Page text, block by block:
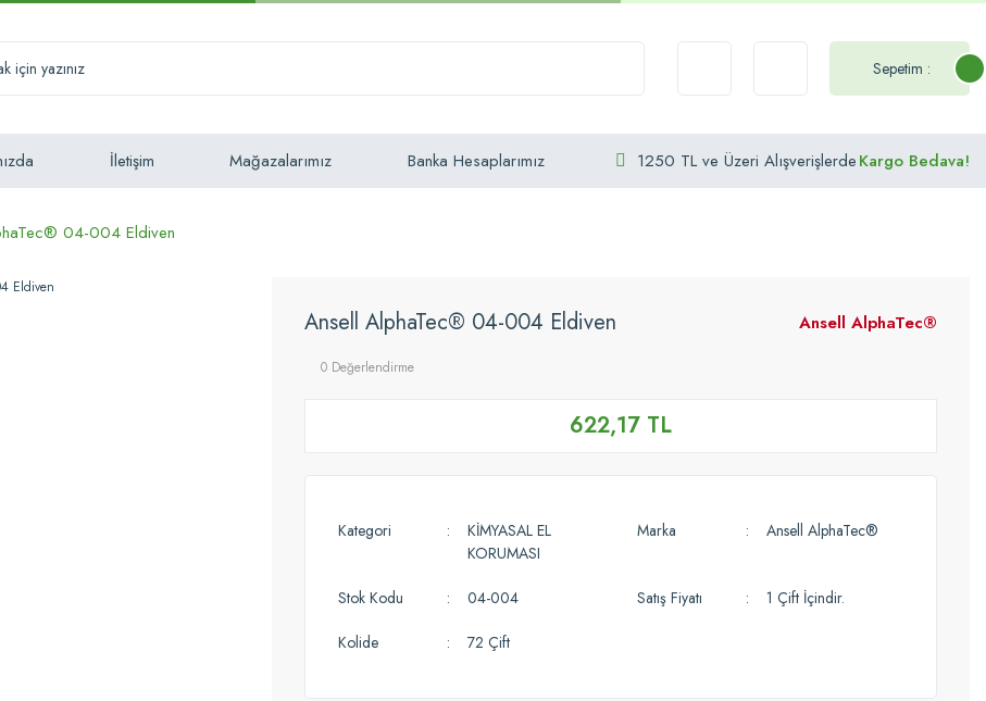
Sepetim :
İletişim Mağazalarımız Banka Hesaplarımız 1250 TL ve Üzeri AlışverişlerdeKargo Bedava!
04-004 Eldiven
Ansell AlphaTec® 04-004 Eldiven Ansell AlphaTec®
0 Değerlendirme
622,17 TL
Kategori
KİMYASAL EL
KORUMASI
Marka Ansell AlphaTec®
Stok Kodu 04-004 Satış Fiyatı 1 Çift İçindir.
Kolide 72 Çift